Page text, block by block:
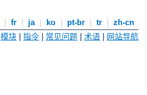
fr ja ko pt-br tr
zh-cn
模块 | 指令 | 常见问题 | 术语 | 网站导航